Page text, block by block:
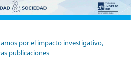
por el impacto investigativo,
publicaciones